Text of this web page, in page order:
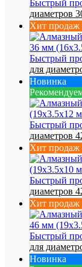
Быстрый
диаметров
Хит продаж
Быстрый
для
Новинка
Быстрый
диаметров
Хит продаж
Быстрый
диаметров
Хит продаж
Быстрый
для
Новинка